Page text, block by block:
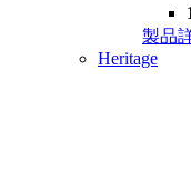
製品
Heritage